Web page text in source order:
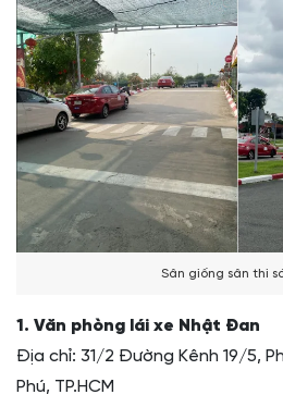
Sân giống sân thi
1. Văn phòng lái xe Nhật Đan
Địa chỉ: 31/2 Đường Kênh 19/5,
Phú, TP.HCM